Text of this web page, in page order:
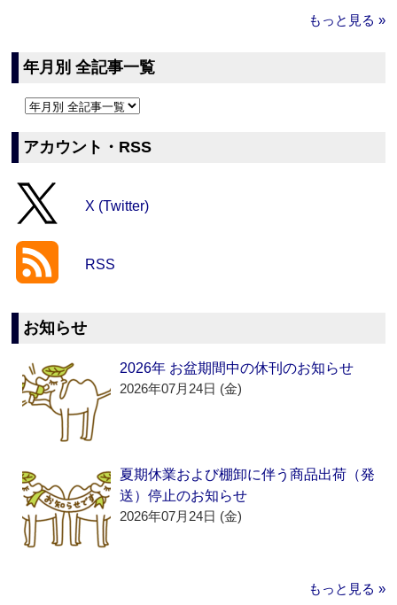
もっと見る »
年月別 全記事一覧
アカウント・RSS
X (Twitter)
RSS
お知らせ
2026年 お盆期間中の休刊のお知らせ
2026年07月24日 (金)
夏期休業および棚卸に伴う商品出荷（発
送）停止のお知らせ
2026年07月24日 (金)
もっと見る »